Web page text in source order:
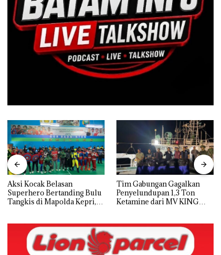
Aksi Kocak Belasan
Superhero Bertanding Bulu
Tangkis di Mapolda Kepri,
Tim Gabungan Gagalkan
Penyelundupan 1,3 Ton
Ketamine dari MV KING